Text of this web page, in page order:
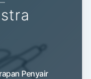
Penyair